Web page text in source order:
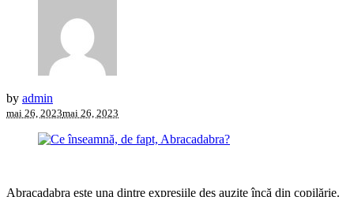
by admin
mai 26, 2023mai 26, 2023
Abracadabra este una dintre expresiile des auzite încă din copilărie.